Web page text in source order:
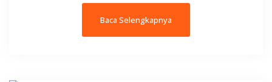
Baca Selengkapnya